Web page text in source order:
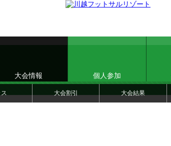
大会情報 個人参加
大会割引 大会結果